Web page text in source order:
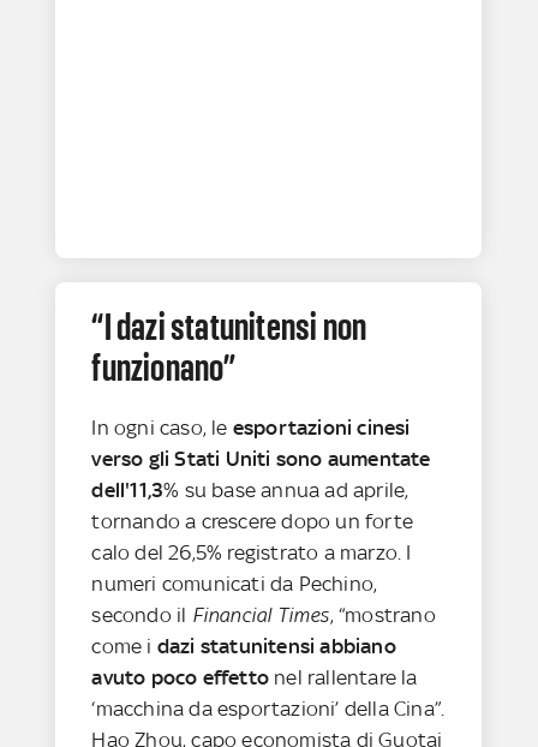
“I dazi statunitensi non
funzionano”
In ogni caso, le esportazioni cinesi
verso gli Stati Uniti sono aumentate
dell'11,3% su base annua ad aprile,
tornando a crescere dopo un forte
calo del 26,5% registrato a marzo. I
numeri comunicati da Pechino,
secondo il Financial Times, “mostrano
come i dazi statunitensi abbiano
avuto poco effetto nel rallentare la
‘macchina da esportazioni’ della Cina”.
Hao Zhou, capo economista di Guotai